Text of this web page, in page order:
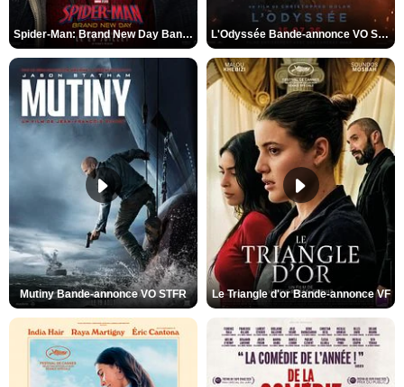
Spider-Man: Brand New Day Bande-annonce VO STFR L'Odyssée Bande-annonce VO STFR
Mutiny Bande-annonce VO STFR Le Triangle d'or Bande-annonce VF